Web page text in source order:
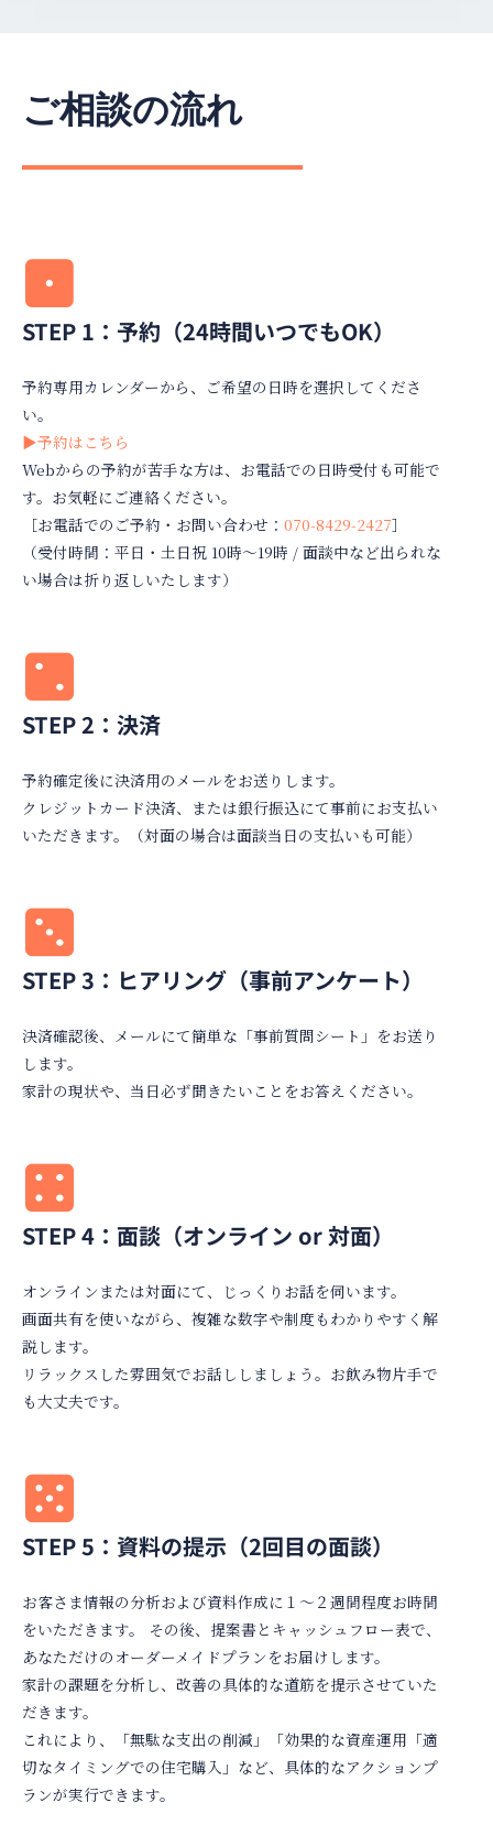
ご相談の流れ
STEP 1：予約（24時間いつでもOK）
予約専用カレンダーから、ご希望の日時を選択してくださ
い。
▶︎予約はこちら
Webからの予約が苦手な方は、お電話での日時受付も可能で
す。お気軽にご連絡ください。
［お電話でのご予約・お問い合わせ： 070-8429-2427］
（受付時間：平日・土日祝 10時〜19時 / 面談中など出られな
い場合は折り返しいたします）
STEP 2：決済
予約確定後に決済用のメールをお送りします。
クレジットカード決済、または銀行振込にて事前にお支払い
いただきます。（対面の場合は面談当日の支払いも可能）
STEP 3：ヒアリング（事前アンケート）
決済確認後、メールにて簡単な「事前質問シート」をお送り
します。
家計の現状や、当日必ず聞きたいことをお答えください。
STEP 4：面談（オンライン or 対面）
オンラインまたは対面にて、じっくりお話を伺います。
画面共有を使いながら、複雑な数字や制度もわかりやすく解
説します。
リラックスした雰囲気でお話ししましょう。お飲み物片手で
も大丈夫です。
STEP 5：資料の提示（2回目の面談）
お客さま情報の分析および資料作成に１～２週間程度お時間
をいただきます。 その後、提案書とキャッシュフロー表で、
あなただけのオーダーメイドプランをお届けします。
家計の課題を分析し、改善の具体的な道筋を提示させていた
だきます。
これにより、「無駄な支出の削減」「効果的な資産運用「適
切なタイミングでの住宅購入」など、具体的なアクションプ
ランが実行できます。